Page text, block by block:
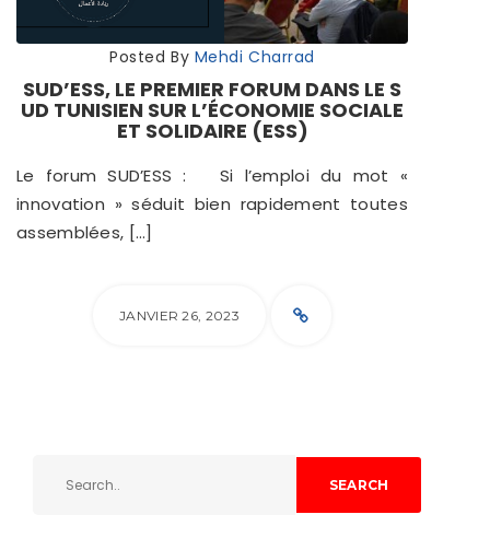
Posted By Mehdi Charrad
SUD’ESS, LE PREMIER FORUM DANS LE S
UD TUNISIEN SUR L’ÉCONOMIE SOCIALE
ET SOLIDAIRE (ESS)
Le forum SUD’ESS : Si l’emploi du mot «
innovation » séduit bien rapidement toutes
assemblées, […]
JANVIER 26, 2023
SEARCH